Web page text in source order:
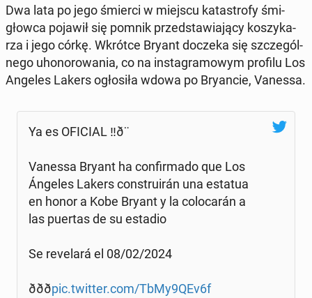
Dwa lata po jego śmierci w miejscu ka­ta­stro­fy śmi­
głow­ca pojawił się pomnik przed­sta­wia­ją­cy ko­szy­ka­
rza i jego córkę. Wkrótce Bryant doczeka się szcze­gól­
ne­go uho­no­ro­wa­nia, co na in­sta­gra­mo­wym profilu Los
Angeles Lakers ogło­si­ła wdowa po Bry­an­cie, Vanessa.
Ya es OFICIAL ‼️ð¨
Vanessa Bryant ha con­fir­ma­do que Los
Ángeles Lakers con­stru­irán una estatua
en honor a Kobe Bryant y la co­lo­ca­rán a
las puertas de su estadio
Se re­ve­la­rá el 08/02/2024
ðððpic.twitter.com/TbMy9QEv6f